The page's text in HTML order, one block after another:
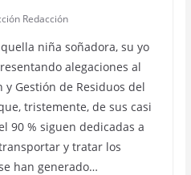
Redacción
niña soñadora, su yo
alegaciones al
y Gestión de Residuos del
tristemente, de sus casi
90 % siguen dedicadas a
y tratar los
han generado…